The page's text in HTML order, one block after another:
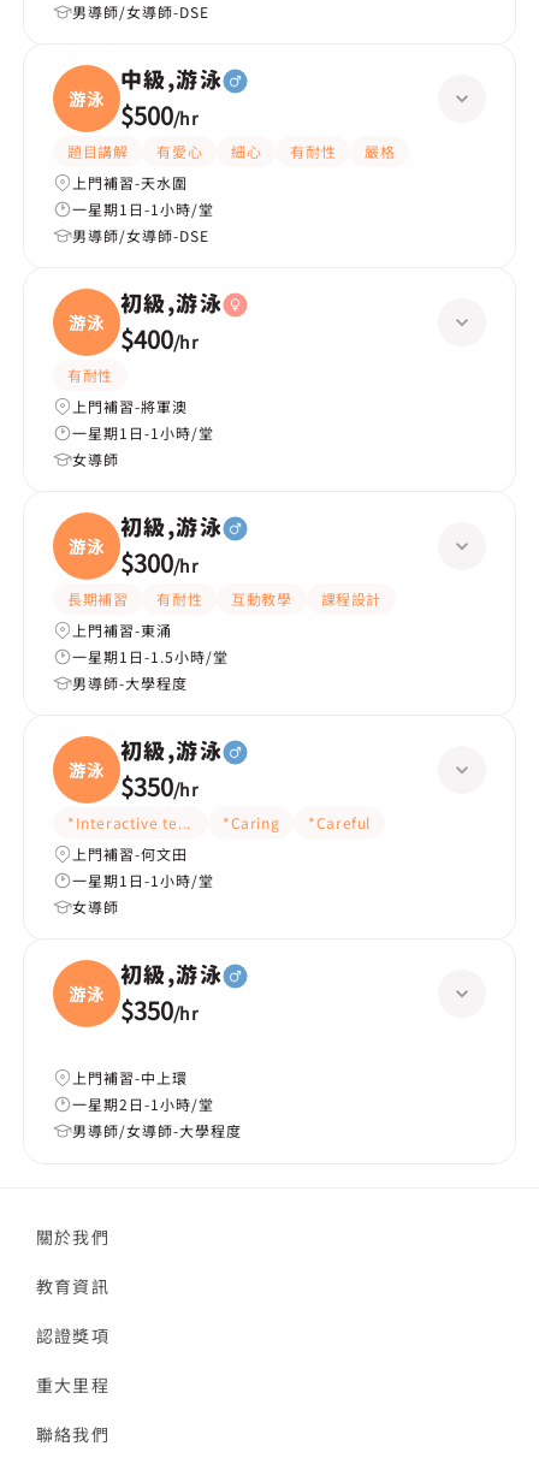
男導師/女導師-DSE
游泳
中級,游泳
$500/hr
題目講解 有愛心 細心 有耐性
嚴格
上門補習-天水圍
一星期1日-1小時/堂
男導師/女導師-DSE
游泳
初級,游泳
$400/hr
有耐性
上門補習-將軍澳
一星期1日-1小時/堂
女導師
游泳
初級,游泳
$300/hr
長期補習 有耐性 互動教學
課程設計
上門補習-東涌
一星期1日-1.5小時/堂
男導師-大學程度
游泳
初級,游泳
$350/hr
*Interactive teaching*Caring
*Careful
上門補習-何文田
一星期1日-1小時/堂
女導師
游泳
初級,游泳
$350/hr
上門補習-中上環
一星期2日-1小時/堂
男導師/女導師-大學程度
關於我們
教育資訊
認證獎項
重大里程
聯絡我們